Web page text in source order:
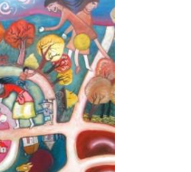
polivagala,